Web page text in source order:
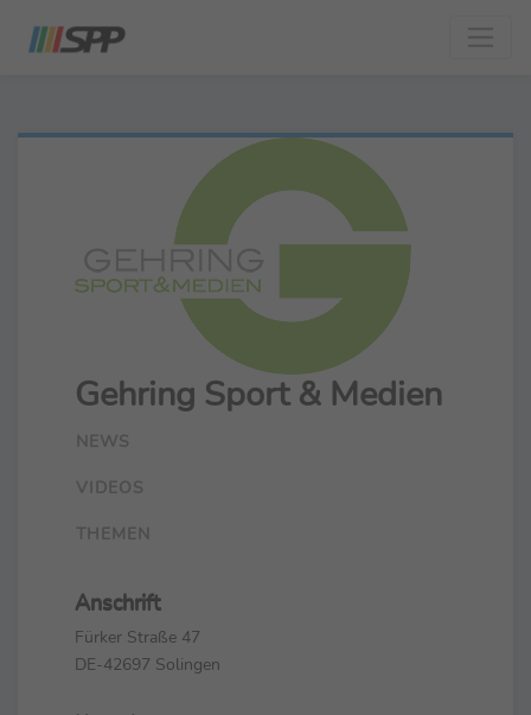
Gehring Sport & Medien
NEWS
VIDEOS
THEMEN
Anschrift
Fürker Straße 47
DE-42697 Solingen